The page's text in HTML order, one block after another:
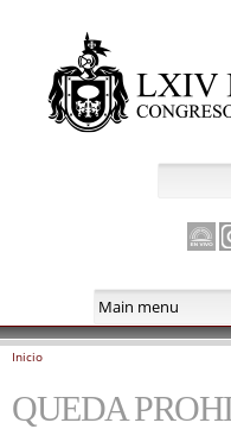
Inicio
QUEDA